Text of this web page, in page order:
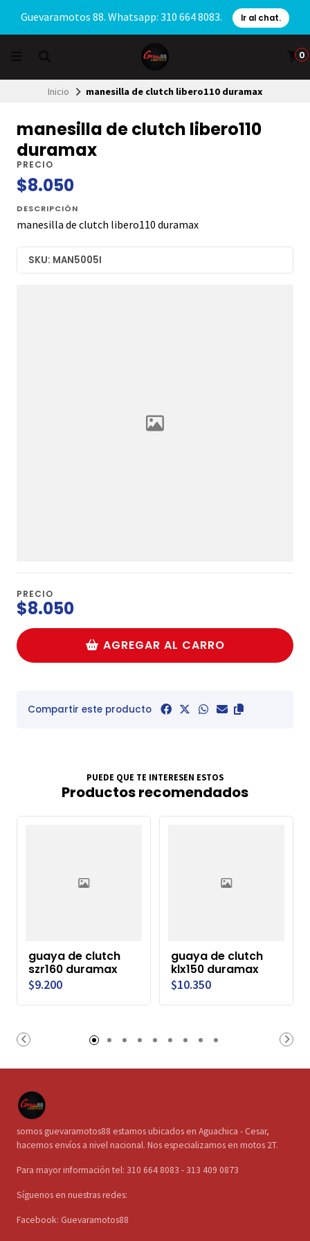
Guevaramotos 88. Whatsapp: 310 664 8083. Ir al chat.
0
Inicio manesilla de clutch libero110 duramax
manesilla de clutch libero110
duramax
PRECIO
$8.050
DESCRIPCIÓN
manesilla de clutch libero110 duramax
SKU: MAN5005I
PRECIO
$8.050
AGREGAR AL CARRO
Compartir este producto
PUEDE QUE TE INTERESEN ESTOS
Productos recomendados
guaya de clutch
szr160 duramax
$9.200
guaya de clutch
klx150 duramax
$10.350
somos guevaramotos88 estamos ubicados en Aguachica - Cesar,
hacemos envíos a nivel nacional. Nos especializamos en motos 2T.
Para mayor información tel: 310 664 8083 - 313 409 0873
Síguenos en nuestras redes:
Facebook: Guevaramotos88